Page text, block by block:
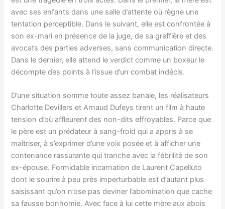
avec ses enfants dans une salle d’attente où règne une
tentation perceptible. Dans le suivant, elle est confrontée à
son ex-mari en présence de la juge, de sa greffière et des
avocats des parties adverses, sans communication directe.
Dans le dernier, elle attend le verdict comme un boxeur le
décompte des points à l’issue d’un combat indécis.
D’une situation somme toute assez banale, les réalisateurs
Charlotte Devillers et Arnaud Dufeys tirent un film à haute
tension d’où affleurent des non-dits effroyables. Parce que
le père est un prédateur à sang-froid qui a appris à se
maîtriser, à s’exprimer d’une voix posée et à afficher une
contenance rassurante qui tranche avec la fébrilité de son
ex-épouse. Formidable incarnation de Laurent Capelluto
dont le sourire à peu près imperturbable est d’autant plus
saisissant qu’on n’ose pas deviner l’abomination que cache
sa fausse bonhomie. Avec face à lui cette mère aux abois